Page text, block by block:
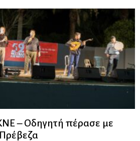
– Οδηγητή πέρασε με